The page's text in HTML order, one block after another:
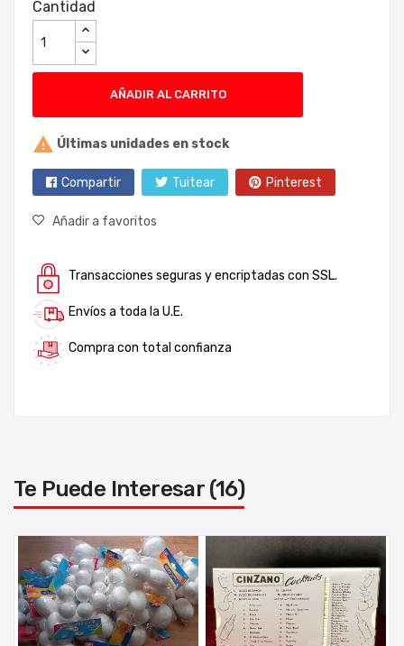
Cantidad
AÑADIR AL CARRITO
 Últimas unidades en stock
Compartir Tuitear Pinterest
Añadir a favoritos
Transacciones seguras y encriptadas con SSL.
Envíos a toda la U.E.
Compra con total confianza
Te Puede Interesar (16)